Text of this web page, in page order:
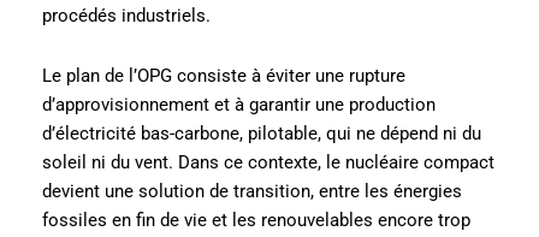
procédés industriels.
Le plan de l’OPG consiste à éviter une rupture
d’approvisionnement et à garantir une production
d’électricité bas-carbone, pilotable, qui ne dépend ni du
soleil ni du vent. Dans ce contexte, le nucléaire compact
devient une solution de transition, entre les énergies
fossiles en fin de vie et les renouvelables encore trop